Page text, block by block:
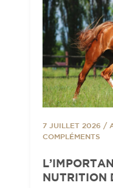
7 JUILLET 2026 /
COMPLÉMENTS
NUTRITION